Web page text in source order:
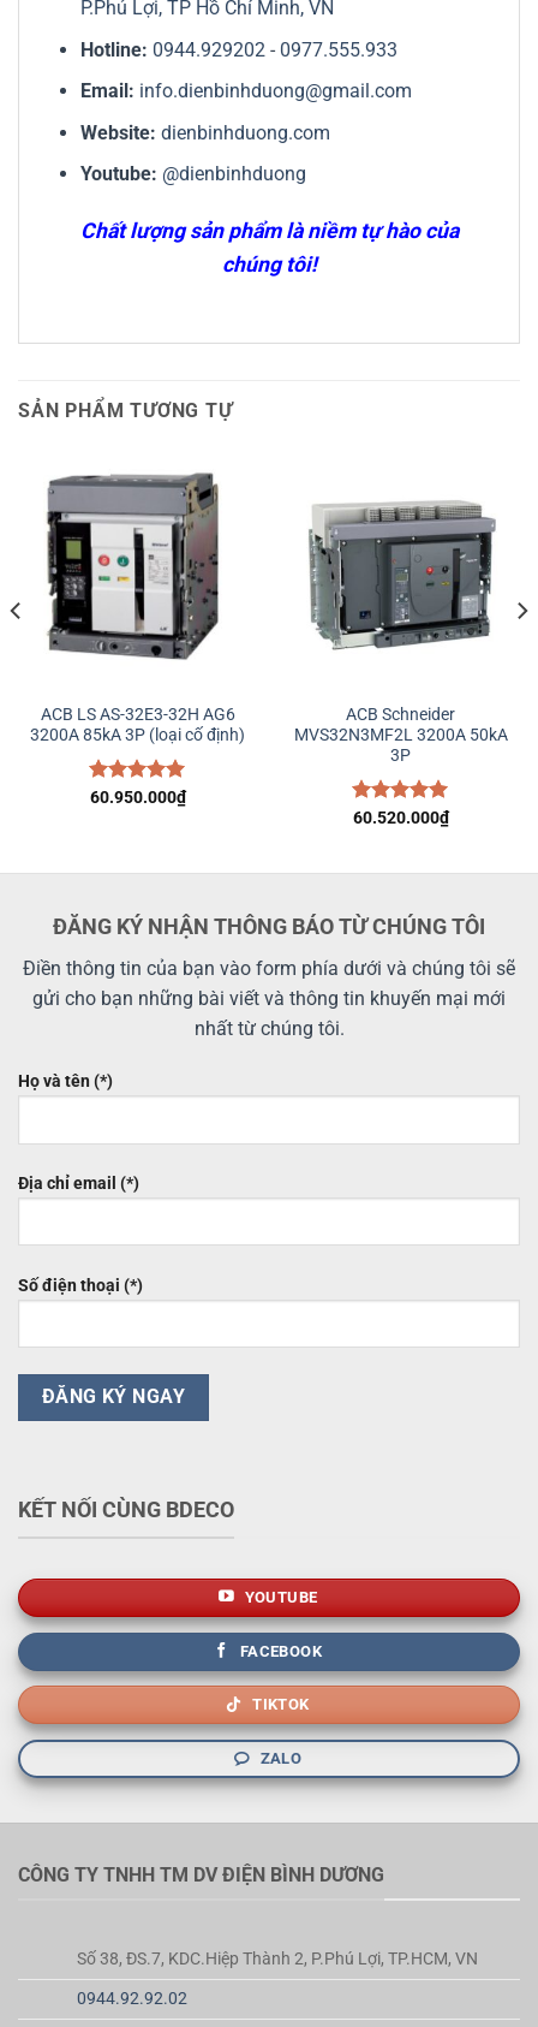
P.Phú Lợi, TP Hồ Chí Minh, VN
Hotline: 0944.929202 - 0977.555.933
Email: info.dienbinhduong@gmail.com
Website: dienbinhduong.com
Youtube: @dienbinhduong
Chất lượng sản phẩm là niềm tự hào của
chúng tôi!
SẢN PHẨM TƯƠNG TỰ
ACB LS AS-32E3-32H AG6
3200A 85kA 3P (loại cố định)
Được xếp
60.950.000₫
ACB Schneider
MVS32N3MF2L 3200A 50kA
3P
Được xếp
60.520.000₫
ĐĂNG KÝ NHẬN THÔNG BÁO TỪ CHÚNG TÔI
Điền thông tin của bạn vào form phía dưới và chúng tôi sẽ
gửi cho bạn những bài viết và thông tin khuyến mại mới
nhất từ chúng tôi.
Họ và tên (*)
Địa chỉ email (*)
Số điện thoại (*)
KẾT NỐI CÙNG BDECO
YOUTUBE
FACEBOOK
TIKTOK
ZALO
CÔNG TY TNHH TM DV ĐIỆN BÌNH DƯƠNG
Số 38, ĐS.7, KDC.Hiệp Thành 2, P.Phú Lợi, TP.HCM, VN
0944.92.92.02